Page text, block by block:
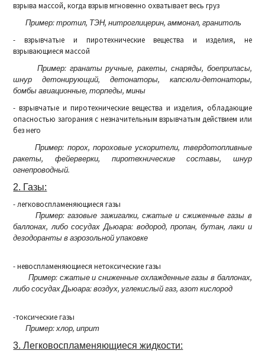
взрыва массой, когда взрыв мгновенно охватывает весь груз
Пример: тротил, ТЭН, нитроглицерин, аммонал, гранитоль
- взрывчатые и пиротехнические вещества и изделия, не
взрывающиеся массой
Пример: гранаты ручные, ракеты, снаряды, боеприпасы,
шнур детонирующий, детонаторы, капсюли-детонаторы,
бомбы авиационные, торпеды, мины
- взрывчатые и пиротехнические вещества и изделия, обладающие
опасностью загорания с незначительным взрывчатым действием или
без него
Пример: порох, пороховые ускорители, твердотопливные
ракеты, фейерверки, пиротехнические составы, шнур
огнепроводный.
2. Газы:
- легковоспламеняющиеся газы
Пример: газовые зажигалки, сжатые и сжиженные газы в
баллонах, либо сосудах Дьюара: водород, пропан, бутан, лаки и
дезодоранты в аэрозольной упаковке
- невоспламеняющиеся нетоксические газы
Пример: сжатые и сниженные охлажденные газы в баллонах,
либо сосудах Дьюара: воздух, углекислый газ, азот кислород
-токсические газы
Пример: хлор, иприт
3. Легковоспламеняющиеся жидкости: